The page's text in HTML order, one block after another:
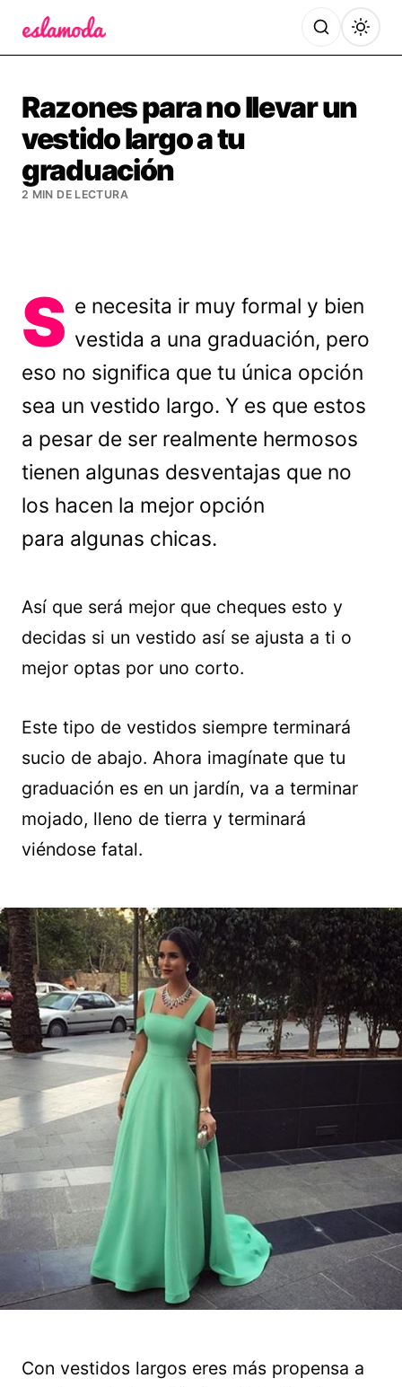
Razones para no llevar un
vestido largo a tu
graduación
2 MIN DE LECTURA
S e necesita ir muy formal y bien
vestida a una graduación, pero
eso no significa que tu única opción
sea un vestido largo. Y es que estos
a pesar de ser realmente hermosos
tienen algunas desventajas que no
los hacen la mejor opción
para algunas chicas.
Así que será mejor que cheques esto y
decidas si un vestido así se ajusta a ti o
mejor optas por uno corto.
Este tipo de vestidos siempre terminará
sucio de abajo. Ahora imagínate que tu
graduación es en un jardín, va a terminar
mojado, lleno de tierra y terminará
viéndose fatal.
Con vestidos largos eres más propensa a